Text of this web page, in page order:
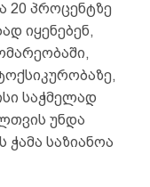
20 პროცენტზე
იყენებენ,
საჭმელად
უნდა
ჭამა საზიანოა